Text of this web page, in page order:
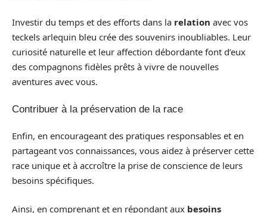
Investir du temps et des efforts dans la relation avec vos
teckels arlequin bleu crée des souvenirs inoubliables. Leur
curiosité naturelle et leur affection débordante font d’eux
des compagnons fidèles prêts à vivre de nouvelles
aventures avec vous.
Contribuer à la préservation de la race
Enfin, en encourageant des pratiques responsables et en
partageant vos connaissances, vous aidez à préserver cette
race unique et à accroître la prise de conscience de leurs
besoins spécifiques.
Ainsi, en comprenant et en répondant aux besoins